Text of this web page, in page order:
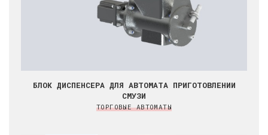
БЛОК ДИСПЕНСЕРА ДЛЯ АВТОМАТА ПРИГОТОВЛЕНИИ
СМУЗИ
ТОРГОВЫЕ АВТОМАТЫ